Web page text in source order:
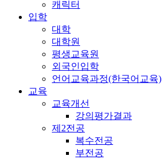
캐릭터
입학
대학
대학원
평생교육원
외국인입학
언어교육과정(한국어교육)
교육
교육개선
강의평가결과
제2전공
복수전공
부전공